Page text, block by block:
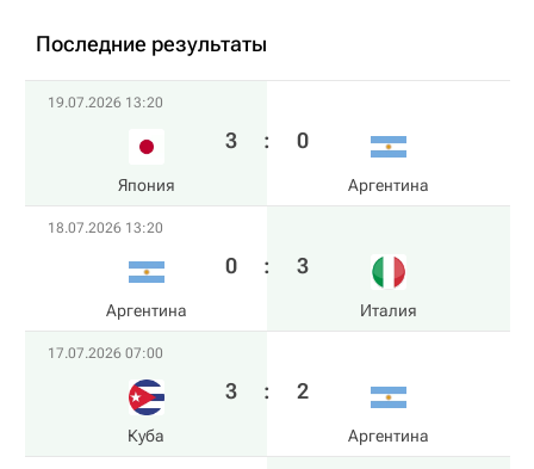
Последние результаты
19.07.2026 13:20
Япония
3 : 0
Аргентина
18.07.2026 13:20
Аргентина
0 : 3
Италия
17.07.2026 07:00
Куба
3 : 2
Аргентина